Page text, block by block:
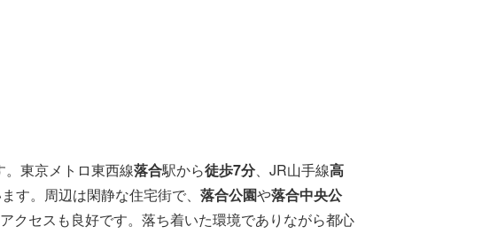
東京メトロ東西線落合駅から徒歩7分、JR山手線高
す。周辺は閑静な住宅街で、 落合公園や落合中央公
クセスも良好です。落ち着いた環境でありながら都心